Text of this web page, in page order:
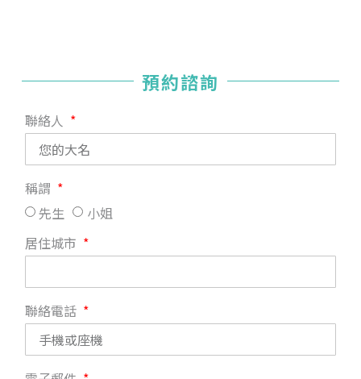
預約諮詢
聯絡人
稱謂
先生
小姐
居住城市
聯絡電話